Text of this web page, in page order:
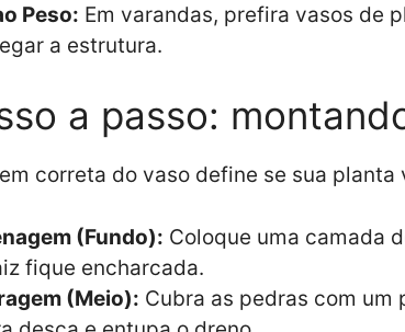
Peso: Em varandas, prefira vasos de
a estrutura.
a passo:
correta do vaso define se sua
(Fundo): Coloque uma camada
fique encharcada.
(Meio): Cubra as pedras com